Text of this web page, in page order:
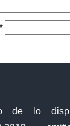
de lo
correo